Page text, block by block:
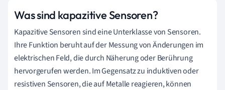
Was sind kapazitive Sensoren?
Kapazitive Sensoren sind eine Unterklasse von Sensoren.
Ihre Funktion beruht auf der Messung von Änderungen im
elektrischen Feld, die durch Näherung oder Berührung
hervorgerufen werden. Im Gegensatz zu induktiven oder
resistiven Sensoren, die auf Metalle reagieren, können